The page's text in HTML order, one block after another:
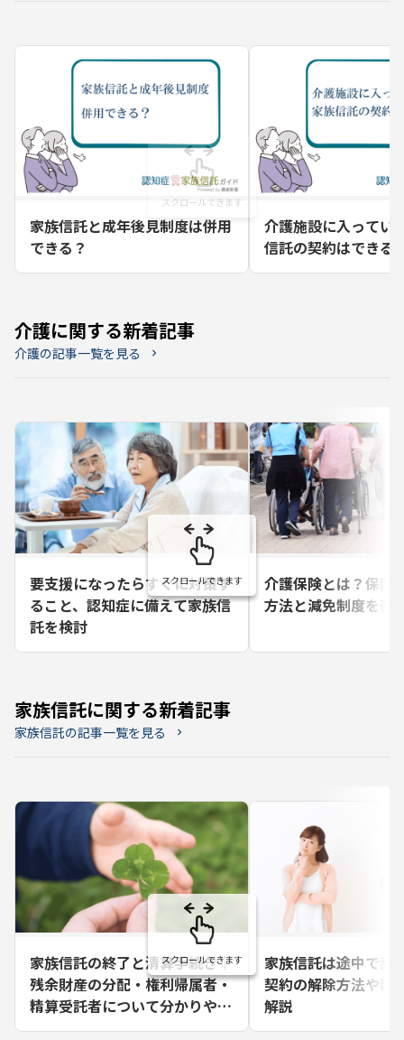
家族信託と成年後見制度は併用
できる？
介護施設に入ってい
信託の契約はできる
介護に関する新着記事
介護の記事一覧を見る chevron_right
要支援になったらすぐに対策す
ること、認知症に備えて家族信
託を検討
介護保険とは？保険
方法と減免制度を徹
家族信託に関する新着記事
家族信託の記事一覧を見る chevron_right
家族信託の終了と清算手続き｜
残余財産の分配・権利帰属者・
精算受託者について分かりやす
く解説
家族信託は途中で辞
契約の解除方法や精
解説